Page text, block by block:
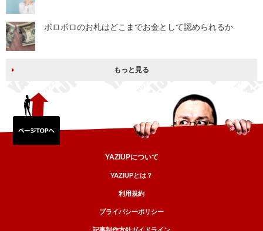
ボロボロのお札はどこまでお金として認められるか
もっと見る
YAZIUPについて
YAZIUPとは？
利用規約
プライバシーポリシー